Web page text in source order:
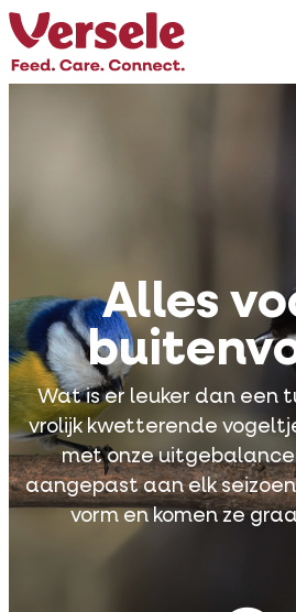
Alles
Wat is er leuker dan een
vrolijk kwetterende
met onze
aangepast aan elk
vorm en komen ze